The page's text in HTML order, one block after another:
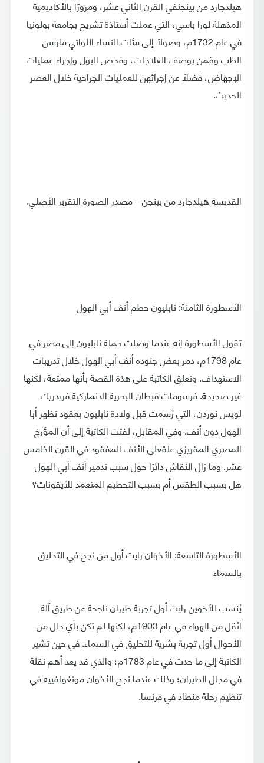
هيلدجارد من بينجنفي القرن الثاني عشر، ومرورًا بالأكاديمية
المذهلة لورا باسي، التي عملت أستاذة تشريح بجامعة بولونيا
في عام 1732م، وصولًا إلى مئات النساء اللواتي مارسن
الطب وقمن بوصف العلاجات، وفحص البول وإجراء عمليات
الإجهاض، فضلًا عن إجرائهن للعمليات الجراحية خلال العصر
الحديث.
القديسة هيلدجارد من بينجن – مصدر الصورة التقرير الأصلي.
الأسطورة الثامنة: نابليون حطم أنف أبي الهول
تقول الأسطورة إنه عندما وصلت حملة نابليون إلى مصر في
عام 1798م، دمر بعض جنوده أنف أبي الهول خلال تدريبات
الاستهداف. وتعلق الكاتبة على هذة القصة بأنها ممتعة، لكنها
غير صحيحة. فرسومات قبطان البحرية الدنماركية فريدريك
لويس نوردن، التي رُسمت قبل ولادة نابليون بعقود تظهر أبا
الهول دون أنف. وفي المقابل، لفتت الكاتبة إلى أن المؤرخ
المصري المقريزي علقعلى الأنف المفقود في القرن الخامس
عشر. وما زال النقاش دائرًا حول سبب تدمير أنف أبي الهول
هل بسبب الطقس أم بسبب التحطيم المتعمد للأيقونات؟
الأسطورة التاسعة: الأخوان رايت أول من نجح في التحليق
بالسماء
يُنسب للأخوين رايت أول تجربة طيران ناجحة عن طريق آلة
أثقل من الهواء في عام 1903م، لكنها لم تكن بأي حال من
الأحوال أول تجربة بشرية للتحليق في السماء. في حين تشير
الكاتبة إلى ما حدث في عام 1783م؛ والذي قد يعد أهم نقلة
في مجال الطيران؛ وذلك عندما نجح الأخوان مونغولفييه في
تنظيم رحلة منطاد في فرنسا.